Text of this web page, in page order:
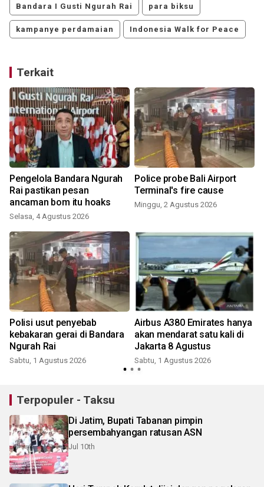
Bandara I Gusti Ngurah Rai para biksu
kampanye perdamaian Indonesia Walk for Peace
Terkait
Pengelola Bandara Ngurah
Rai pastikan pesan
ancaman bom itu hoaks
Selasa, 4 Agustus 2026
Police probe Bali Airport
Terminal's fire cause
Minggu, 2 Agustus 2026
Polisi usut penyebab
kebakaran gerai di Bandara
Ngurah Rai
Sabtu, 1 Agustus 2026
Airbus A380 Emirates hanya
akan mendarat satu kali di
Jakarta 8 Agustus
Sabtu, 1 Agustus 2026
Terpopuler - Taksu
Di Jatim, Bupati Tabanan pimpin
persembahyangan ratusan ASN
Jul 10th